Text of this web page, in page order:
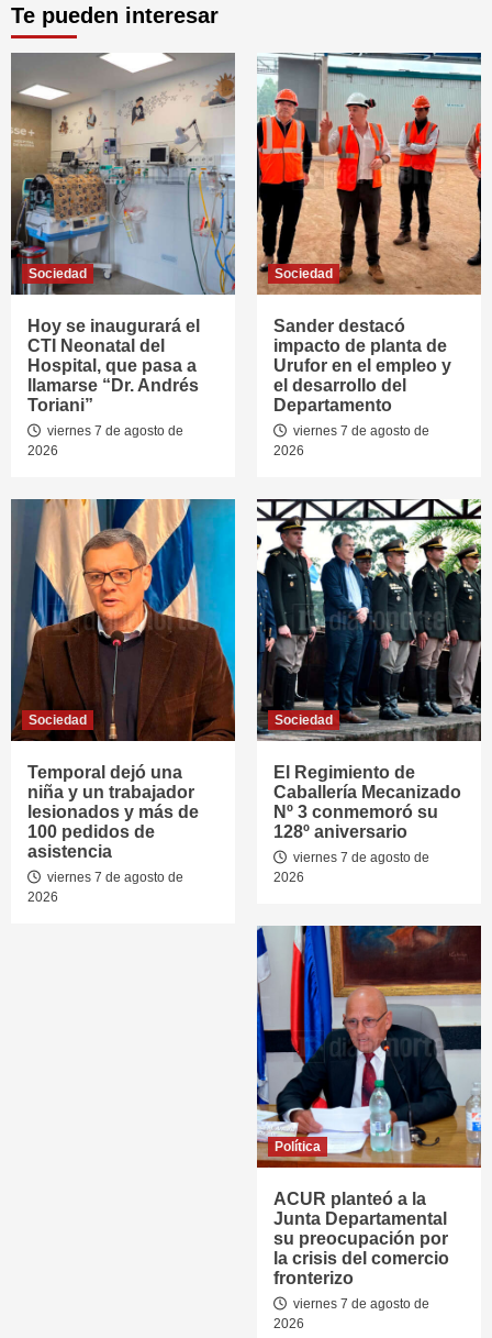
Te pueden interesar
Sociedad
Hoy se inaugurará el
CTI Neonatal del
Hospital, que pasa a
llamarse “Dr. Andrés
Toriani”
viernes 7 de agosto de
2026
Sociedad
Sander destacó
impacto de planta de
Urufor en el empleo y
el desarrollo del
Departamento
viernes 7 de agosto de
2026
Sociedad
Temporal dejó una
niña y un trabajador
lesionados y más de
100 pedidos de
asistencia
viernes 7 de agosto de
2026
Sociedad
El Regimiento de
Caballería Mecanizado
Nº 3 conmemoró su
128º aniversario
viernes 7 de agosto de
2026
Política
ACUR planteó a la
Junta Departamental
su preocupación por
la crisis del comercio
fronterizo
viernes 7 de agosto de
2026